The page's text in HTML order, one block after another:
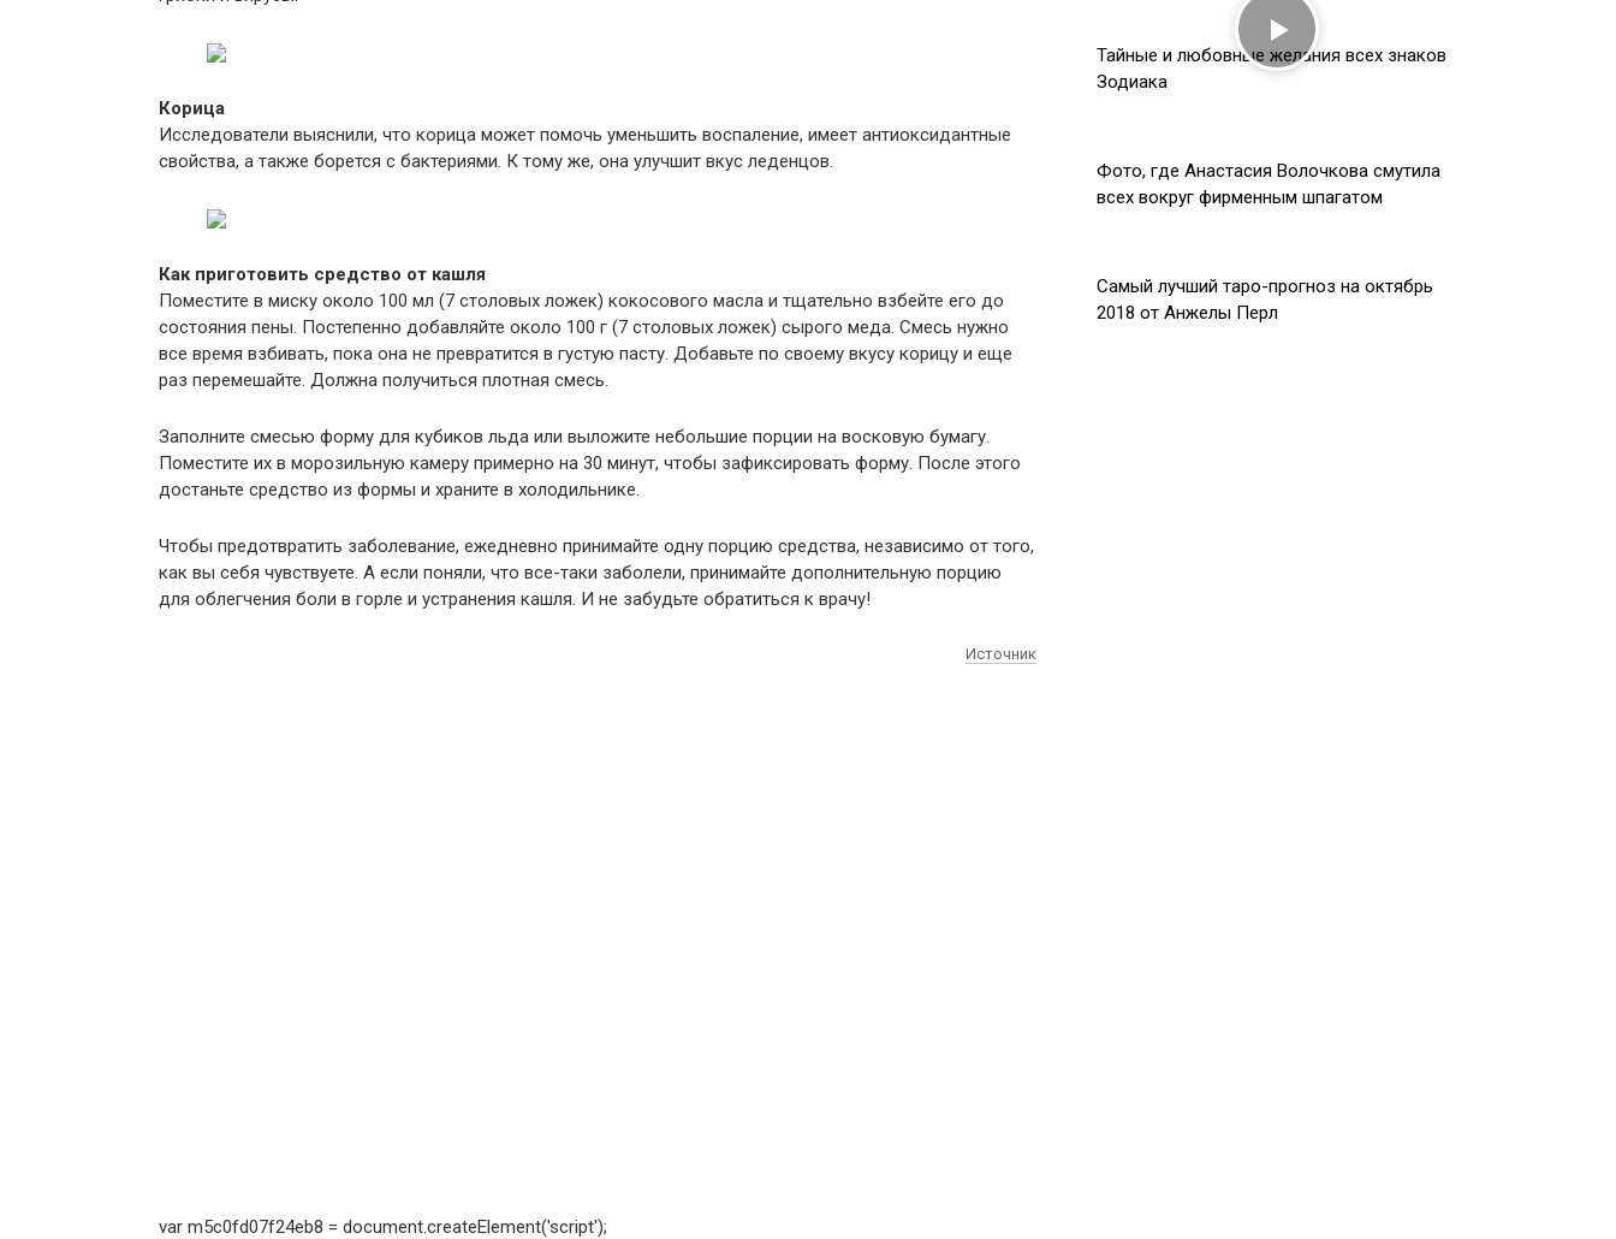
Корица
Исследователи выяснили, что корица может помочь уменьшить воспаление, имеет антиоксидантные
свойства, а также борется с бактериями. К тому же, она улучшит вкус леденцов.
Как приготовить средство от кашля
Поместите в миску около 100 мл (7 столовых ложек) кокосового масла и тщательно взбейте его до
состояния пены. Постепенно добавляйте около 100 г (7 столовых ложек) сырого меда. Смесь нужно
все время взбивать, пока она не превратится в густую пасту. Добавьте по своему вкусу корицу и еще
раз перемешайте. Должна получиться плотная смесь.
Заполните смесью форму для кубиков льда или выложите небольшие порции на восковую бумагу.
Поместите их в морозильную камеру примерно на 30 минут, чтобы зафиксировать форму. После этого
достаньте средство из формы и храните в холодильнике.
Чтобы предотвратить заболевание, ежедневно принимайте одну порцию средства, независимо от того,
как вы себя чувствуете. А если поняли, что все-таки заболели, принимайте дополнительную порцию
для облегчения боли в горле и устранения кашля. И не забудьте обратиться к врачу!
Источник
var m5c0fd07f24eb8 = document.createElement('script');
Тайные и любовные желания всех знаков
Зодиака
Фото, где Анастасия Волочкова смутила
всех вокруг фирменным шпагатом
Самый лучший таро-прогноз на октябрь
2018 от Анжелы Перл